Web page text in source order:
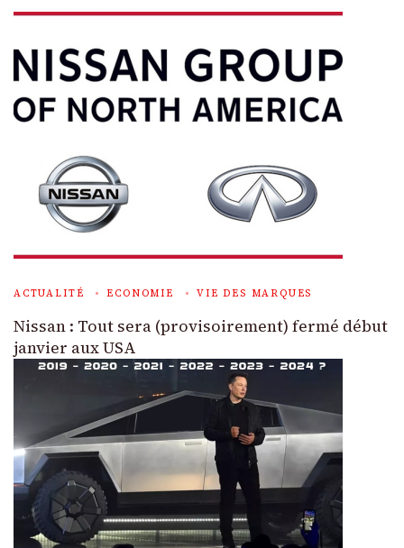
ACTUALITÉ ECONOMIE VIE DES MARQUES
Nissan : Tout sera (provisoirement) fermé début
janvier aux USA